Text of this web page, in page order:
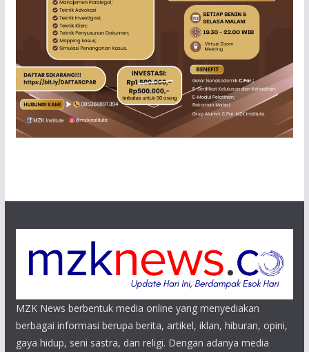
MZK News berbentuk media online yang menyediakan
berbagai informasi berupa berita, artikel, iklan, hiburan, opini,
gaya hidup, seni sastra, dan religi. Dengan adanya media